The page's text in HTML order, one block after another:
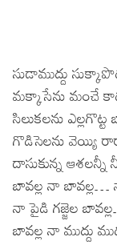
సుడాముద్దు
మక్కాసేను మంచే
సిలుకలను ఎల్లగొట్ట
గొడిసెలను వెయ్యి
దాసుకున్న
బావల్ల నా బావల్ల…
నా పైడి గజ్జెల
బావల్ల నా ముద్దు